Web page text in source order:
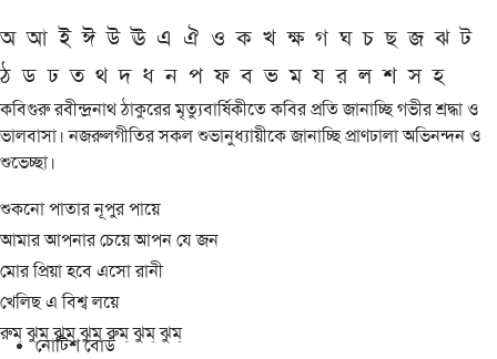
অ আ ই ঈ উ ঊ এ ঐ ও ক খ ক্ষ গ ঘ চ ছ জ ঝ ট
ঠ ড ঢ ত থ দ ধ ন প ফ ব ভ ম য র ল শ স হ
কবিগুরু রবীন্দ্রনাথ ঠাকুরের মৃত্যুবার্ষিকীতে কবির প্রতি জানাচ্ছি গভীর শ্রদ্ধা ও
ভালবাসা। নজরুলগীতির সকল শুভানুধ্যায়ীকে জানাচ্ছি প্রাণঢালা অভিনন্দন ও
শুভেচ্ছা।
শুকনো পাতার নূপুর পায়ে
আমার আপনার চেয়ে আপন যে জন
মোর প্রিয়া হবে এসো রানী
খেলিছ এ বিশ্ব লয়ে
রুম্ ঝুম্ ঝুম্ ঝুম্ রুম্ ঝুম্ ঝুম্
নোটিশ বোর্ড